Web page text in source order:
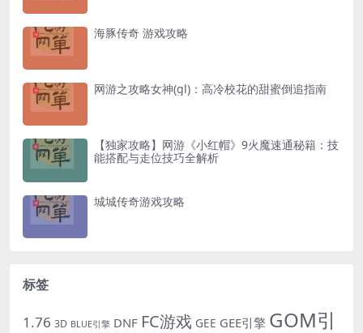
海豚传奇 游戏攻略
网游之攻略女神(gl)：高冷校花的甜蜜倒追指南
【独家攻略】网游《小红帽》9火魔速通秘籍：技
能搭配与走位技巧全解析
城城传奇游戏攻略
标签
1.76 3D BLUE引擎 DNF FC游戏 GEE GEE引擎 GOM引